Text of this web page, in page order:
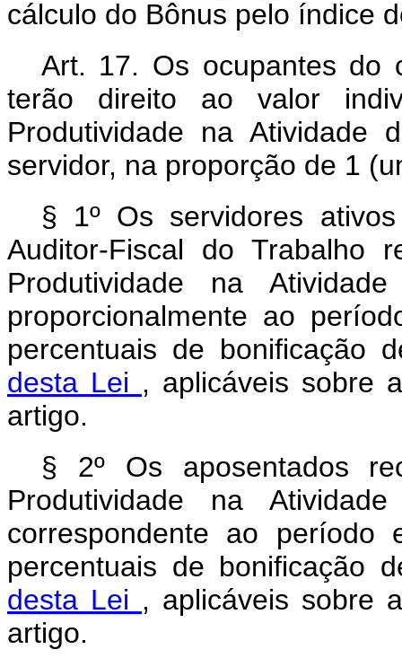
cálculo do Bônus pelo índice
Art. 17. Os ocupantes do
terão direito ao valor
Produtividade na Atividade
servidor, na proporção de 1
§ 1º Os servidores
Auditor-Fiscal do Trabalho
Produtividade na
proporcionalmente ao
percentuais de bonificação
desta Lei , aplicáveis sobre
artigo.
§ 2º Os aposentados
Produtividade na
correspondente ao
percentuais de bonificação
desta Lei , aplicáveis sobre
artigo.